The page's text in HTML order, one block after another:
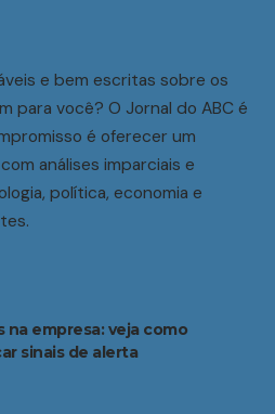
e bem escritas sobre os
para você? O Jornal do ABC é
é oferecer um
análises imparciais e
política, economia e
na empresa: veja como
sinais de alerta